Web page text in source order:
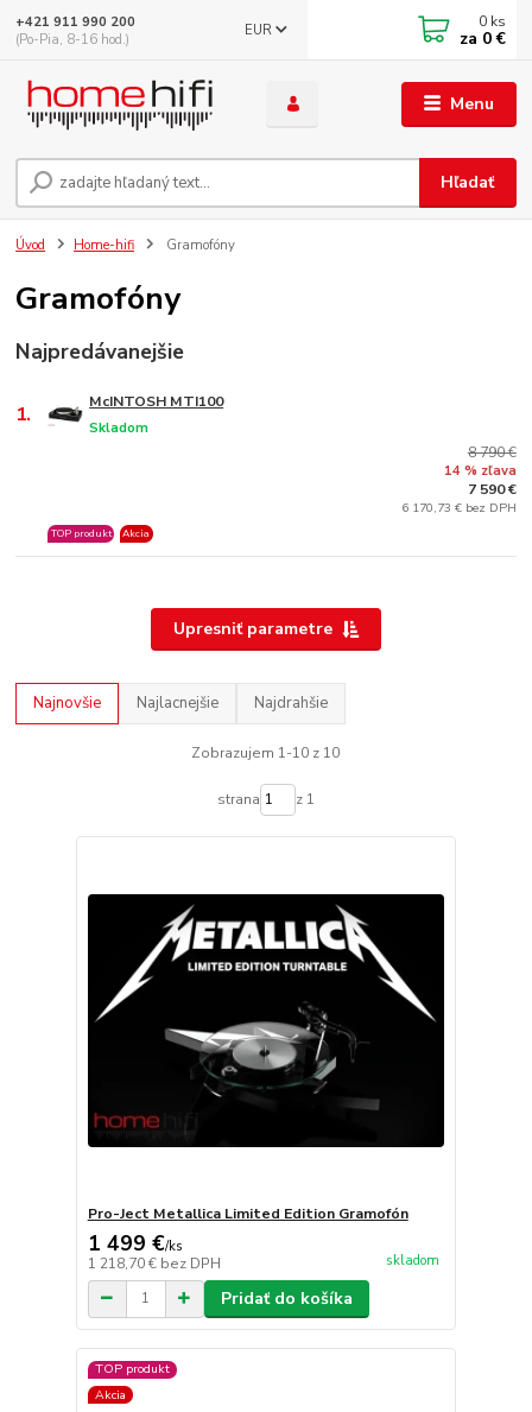
Menu
EUR
Hľadať
+421 911 990 200
(Po-Pia, 8-16 hod.)
0 ks
za 0 €
Úvod Home-hifi Gramofóny
Gramofóny
Najpredávanejšie
1. McINTOSH MTI100
Skladom
TOP produkt Akcia
8 790 €
14 % zľava
7 590 €
6 170,73 € bez DPH
Upresniť parametre
Najnovšie Najlacnejšie Najdrahšie
Zobrazujem 1-10 z 10
strana z 1
Pro-Ject Metallica Limited Edition Gramofón
1 499 €/ks
1 218,70 € bez DPH skladom
Pridať do košíka
TOP produkt
Akcia